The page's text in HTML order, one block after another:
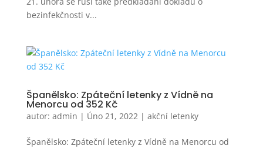
bezinfekčnosti v...
Španělsko: Zpáteční letenky z Vídně na
Menorcu od 352 Kč
autor: admin | Úno 21, 2022| akční letenky
Španělsko: Zpáteční letenky z Vídně na Menorcu od